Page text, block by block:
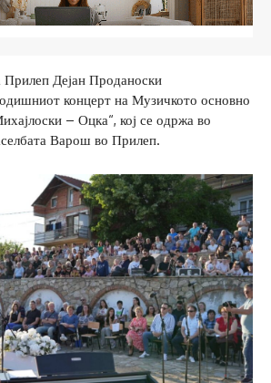
Прилеп Дејан Проданоски
концерт на Музичкото основно
– Оцка“, кој се одржа во
Варош во Прилеп.